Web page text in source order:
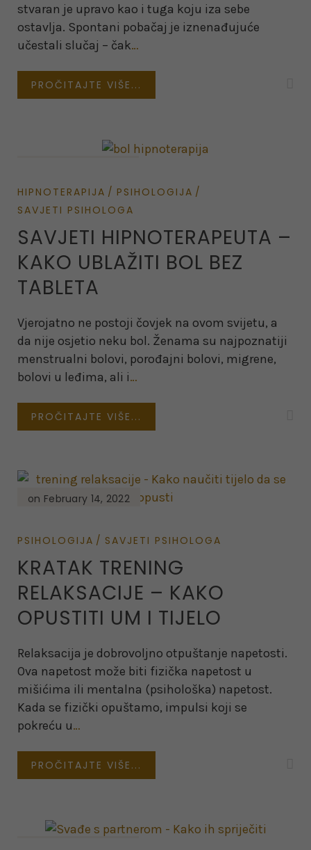
stvaran je upravo kao i tuga koju iza sebe
ostavlja. Spontani pobačaj je iznenađujuće
učestali slučaj – čak…
PROČITAJTE VIŠE...
HIPNOTERAPIJA
PSIHOLOGIJA
SAVJETI PSIHOLOGA
SAVJETI HIPNOTERAPEUTA –
KAKO UBLAŽITI BOL BEZ
TABLETA
Vjerojatno ne postoji čovjek na ovom svijetu, a
da nije osjetio neku bol. Ženama su najpoznatiji
menstrualni bolovi, porođajni bolovi, migrene,
bolovi u leđima, ali i…
PROČITAJTE VIŠE...
on February 14, 2022
PSIHOLOGIJA SAVJETI PSIHOLOGA
KRATAK TRENING
RELAKSACIJE – KAKO
OPUSTITI UM I TIJELO
Relaksacija je dobrovoljno otpuštanje napetosti.
Ova napetost može biti fizička napetost u
mišićima ili mentalna (psihološka) napetost.
Kada se fizički opuštamo, impulsi koji se
pokreću u…
PROČITAJTE VIŠE...